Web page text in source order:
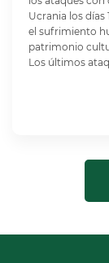
Ucrania los días
el sufrimiento
patrimonio
Los últimos